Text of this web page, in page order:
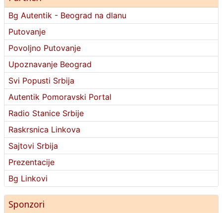
Bg Autentik - Beograd na dlanu
Putovanje
Povoljno Putovanje
Upoznavanje Beograd
Svi Popusti Srbija
Autentik Pomoravski Portal
Radio Stanice Srbije
Raskrsnica Linkova
Sajtovi Srbija
Prezentacije
Bg Linkovi
Sponzori